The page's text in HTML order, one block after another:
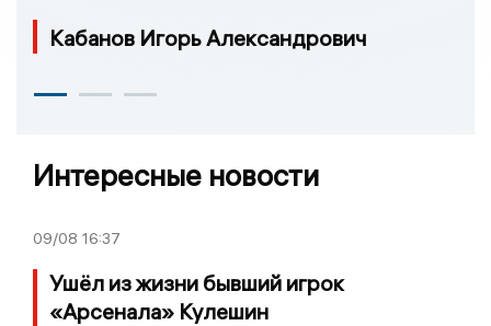
Кабанов Игорь Александрович
Интересные новости
09/08 16:37
Ушёл из жизни бывший игрок
«Арсенала» Кулешин